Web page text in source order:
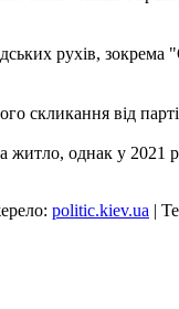
рухів,
скликання від
житло, однак у
politic.kiev.ua |